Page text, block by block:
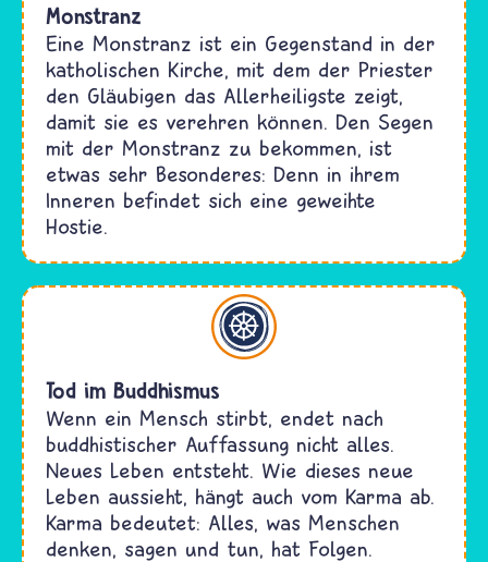
Monstranz
Eine Monstranz ist ein Gegenstand in der
katholischen Kirche, mit dem der Priester
den Gläubigen das Allerheiligste zeigt,
damit sie es verehren können. Den Segen
mit der Monstranz zu bekommen, ist
etwas sehr Besonderes: Denn in ihrem
Inneren befindet sich eine geweihte
Hostie.
Tod im Buddhismus
Wenn ein Mensch stirbt, endet nach
buddhistischer Auffassung nicht alles.
Neues Leben entsteht. Wie dieses neue
Leben aussieht, hängt auch vom Karma ab.
Karma bedeutet: Alles, was Menschen
denken, sagen und tun, hat Folgen.